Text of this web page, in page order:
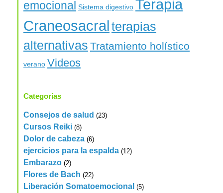
emocional Sistema digestivo Terapia
Craneosacralterapias
alternativas Tratamiento holístico
verano Videos
Categorías
Consejos de salud (23)
Cursos Reiki (8)
Dolor de cabeza (6)
ejercicios para la espalda (12)
Embarazo (2)
Flores de Bach (22)
Liberación Somatoemocional (5)